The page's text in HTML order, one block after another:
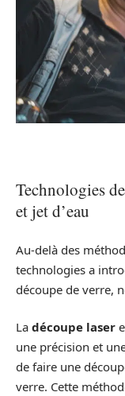
Technologies
et jet d’eau
Au-delà des
technologies a
découpe de verre,
La découpe laser
une précision et
de faire une
verre. Cette